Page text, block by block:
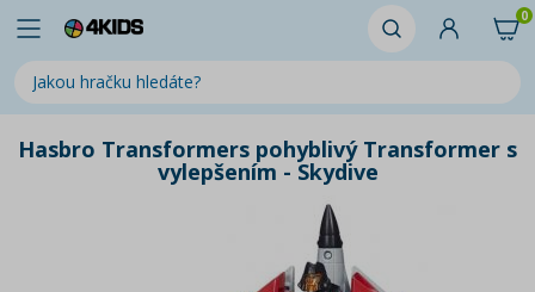
0
Hasbro Transformers pohyblivý Transformer s
vylepšením - Skydive